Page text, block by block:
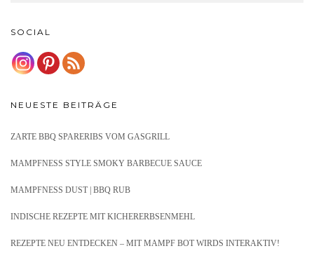
SOCIAL
NEUESTE BEITRÄGE
ZARTE BBQ SPARERIBS VOM GASGRILL
MAMPFNESS STYLE SMOKY BARBECUE SAUCE
MAMPFNESS DUST | BBQ RUB
INDISCHE REZEPTE MIT KICHERERBSENMEHL
REZEPTE NEU ENTDECKEN – MIT MAMPF BOT WIRDS INTERAKTIV!